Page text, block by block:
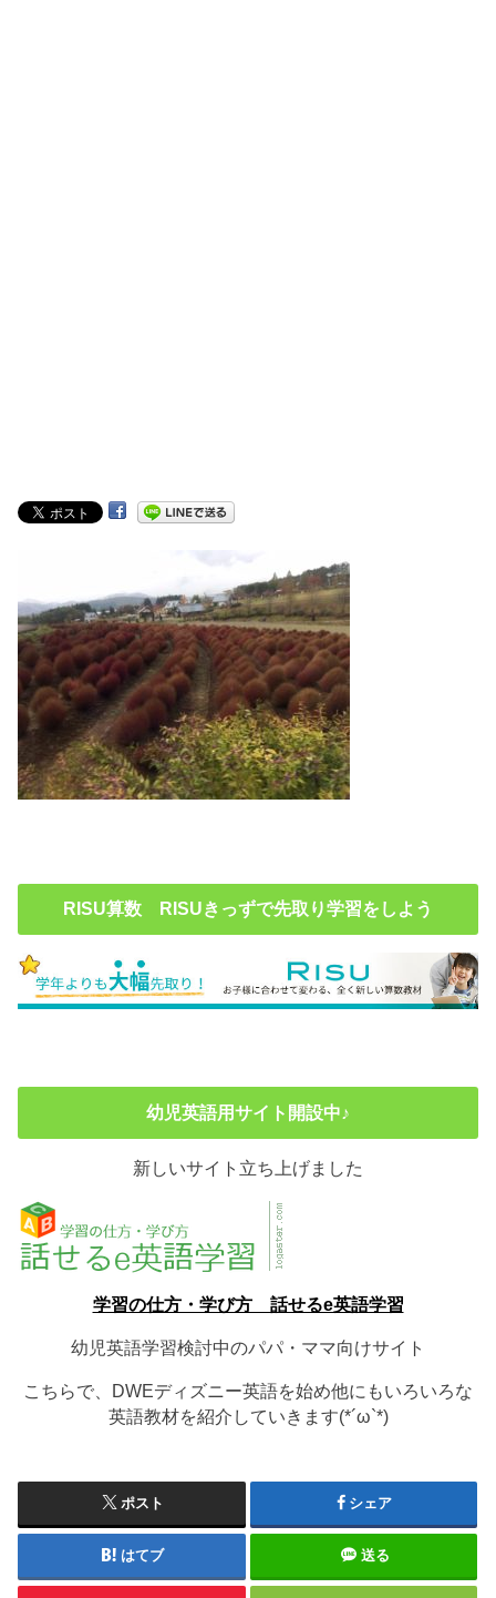
RISU算数 RISUきっずで先取り学習をしよう
幼児英語用サイト開設中♪
新しいサイト立ち上げました
学習の仕方・学び方 話せるe英語学習
幼児英語学習検討中のパパ・ママ向けサイト
こちらで、DWEディズニー英語を始め他にもいろいろな
英語教材を紹介していきます(*´ω`*)
ポスト シェア
はてブ 送る